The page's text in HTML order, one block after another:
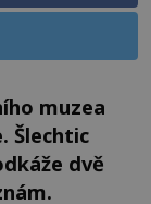
muzea
Šlechtic
dvě